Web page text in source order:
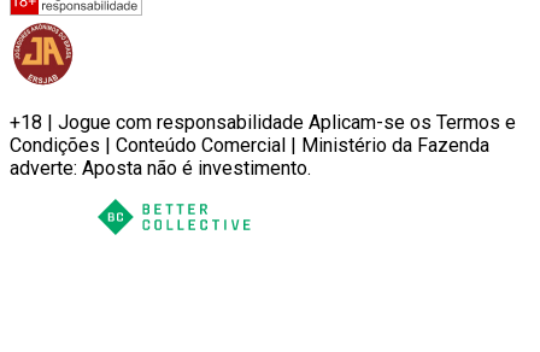
+18 | Jogue com responsabilidade Aplicam-se os Termos e
Condições | Conteúdo Comercial | Ministério da Fazenda
adverte: Aposta não é investimento.